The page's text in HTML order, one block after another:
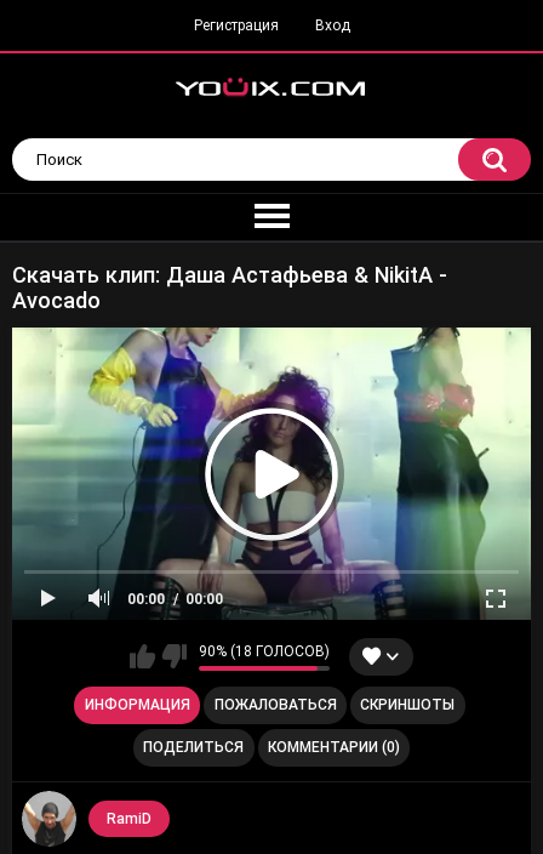
Регистрация Вход
Скачать клип: Даша Астафьева & NikitA -
Avocado
00:00 00:00
90% (18 ГОЛОСОВ)
ИНФОРМАЦИЯ ПОЖАЛОВАТЬСЯ СКРИНШОТЫ
ПОДЕЛИТЬСЯ КОММЕНТАРИИ (0)
RamiD